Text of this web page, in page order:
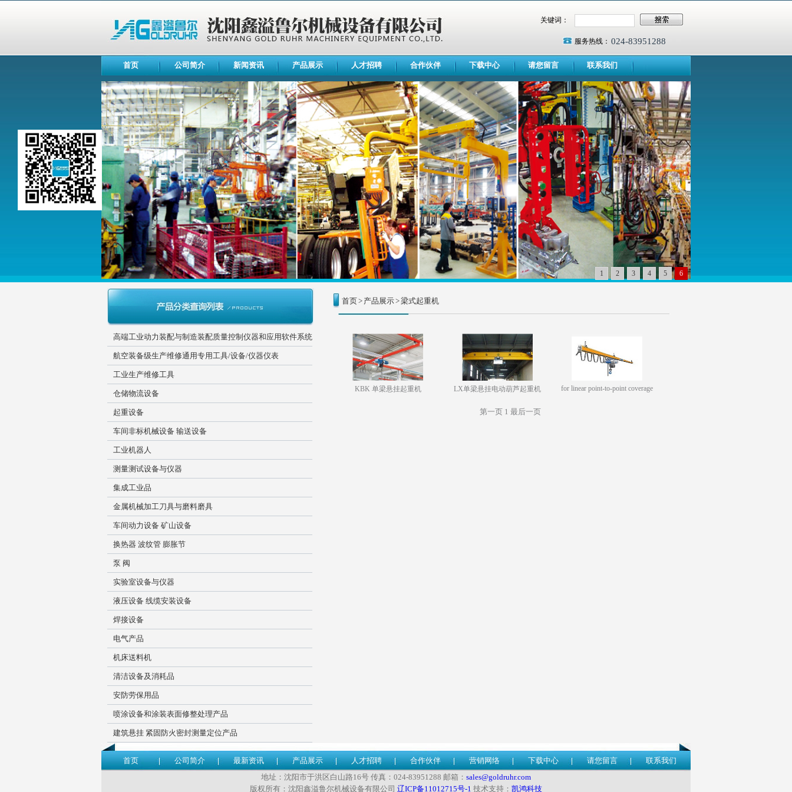
关键词：
服务热线： 024-83951288
首页 公司简介 新闻资讯 产品展示 人才招聘 合作伙伴 下载中心 请您留言 联系我们
1 2 3 4 5 6
高端工业动力装配与制造装配质量控制仪器和应用软件系统
航空装备级生产维修通用专用工具/设备/仪器仪表
工业生产维修工具
仓储物流设备
起重设备
车间非标机械设备 输送设备
工业机器人
测量测试设备与仪器
集成工业品
金属机械加工刀具与磨料磨具
车间动力设备 矿山设备
换热器 波纹管 膨胀节
泵 阀
实验室设备与仪器
液压设备 线缆安装设备
焊接设备
电气产品
机床送料机
清洁设备及消耗品
安防劳保用品
喷涂设备和涂装表面修整处理产品
建筑悬挂 紧固防火密封测量定位产品
首页> 产品展示>梁式起重机
KBK 单梁悬挂起重机 LX单梁悬挂电动葫芦起重机 for linear point-to-point coverage
第一页 1 最后一页
首页 公司简介 最新资讯 产品展示 人才招聘 合作伙伴 营销网络 下载中心 请您留言
联系我们
地址：沈阳市于洪区白山路16号 传真：024-83951288 邮箱： sales@goldruhr.com
版权所有：沈阳鑫溢鲁尔机械设备有限公司 辽ICP备11012715号-1 技术支持： 凯鸿科技